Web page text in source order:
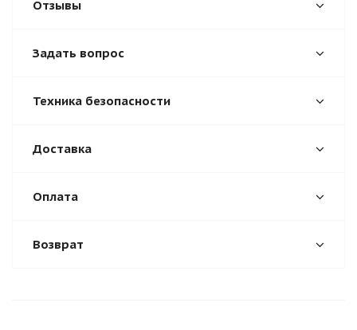
Отзывы
Задать вопрос
Техника безопасности
Доставка
Оплата
Возврат